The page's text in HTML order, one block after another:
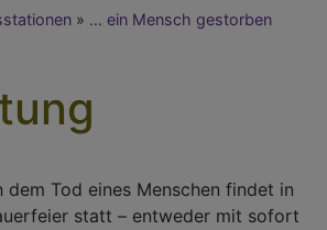
… ein Mensch gestorben
dem Tod eines Menschen findet in
statt – entweder mit sofort